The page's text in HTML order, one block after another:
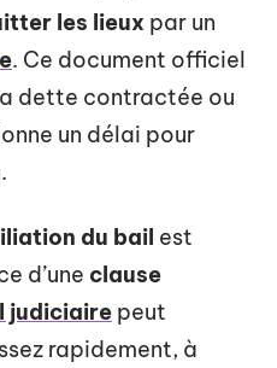
les lieux par un
. Ce document officiel
dette contractée ou
un délai pour
du bail est
d’une clause
judiciaire peut
rapidement, à